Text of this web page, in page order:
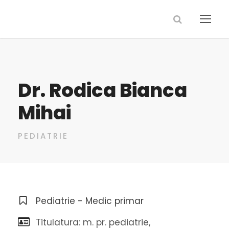
Dr. Rodica Bianca
Mihai
PEDIATRIE
Pediatrie - Medic primar
Titulatura: m. pr. pediatrie,